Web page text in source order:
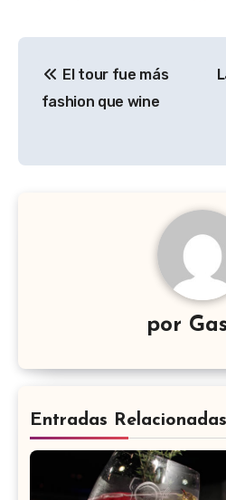
de
El tour fue más
fashion que wine
por
Entradas Relacionadas